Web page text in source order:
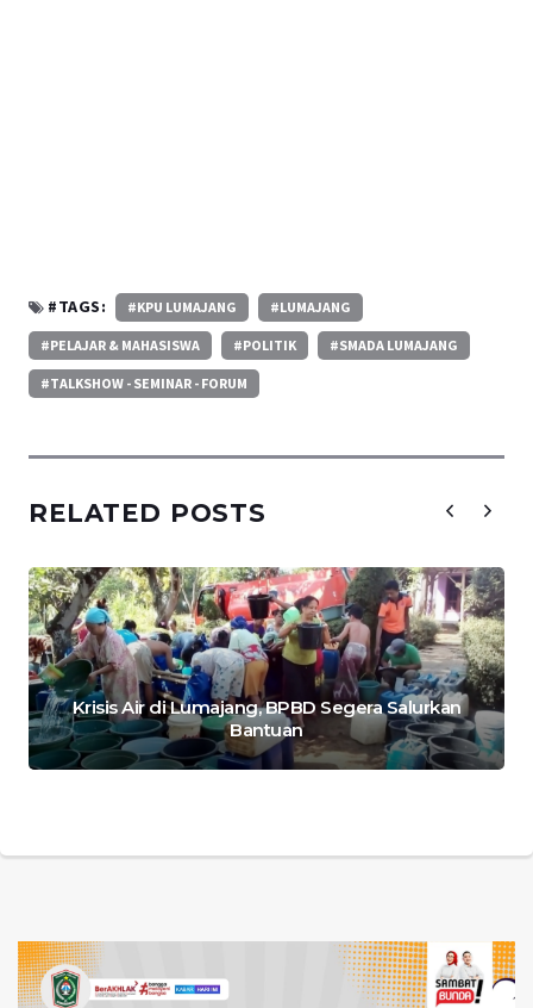
#TAGS: #KPU LUMAJANG #LUMAJANG
#PELAJAR & MAHASISWA #POLITIK #SMADA LUMAJANG
#TALKSHOW - SEMINAR - FORUM
RELATED POSTS
Krisis Air di Lumajang, BPBD Segera Salurkan
Bantuan